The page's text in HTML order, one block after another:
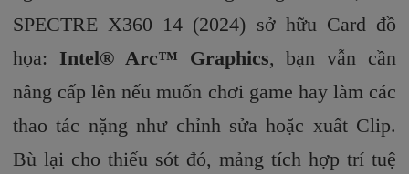
SPECTRE X360 14 (2024) sở hữu Card đồ
họa: Intel® Arc™ Graphics, bạn vẫn cần
nâng cấp lên nếu muốn chơi game hay làm các
thao tác nặng như chỉnh sửa hoặc xuất Clip.
Bù lại cho thiếu sót đó, mảng tích hợp trí tuệ